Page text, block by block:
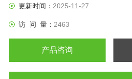
更新时间： 2025-11-27
访 问 量： 2463
产品咨询